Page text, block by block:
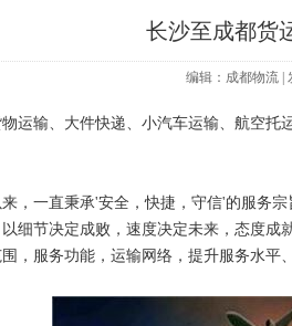
长沙至成都货
编辑：成都物流 |
运输、大件快递、小汽车运输、航空托
，一直秉承'安全，快捷，守信'的服务
细节决定成败，速度决定未来，态度
，服务功能，运输网络，提升服务水平